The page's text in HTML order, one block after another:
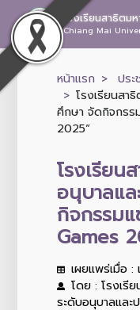
โรงเรียนสาธิตม
Chiang Mai
หน้าแรก
ปร
โรงเรียนสา
ศึกษา จัดกิจกรร
2025“
โรงเรียน
อนุบาลแ
กิจกรรม
Games
เผยแพร่เมื่อ :
โดย : โรงเรี
ระดับอนุบาลและ